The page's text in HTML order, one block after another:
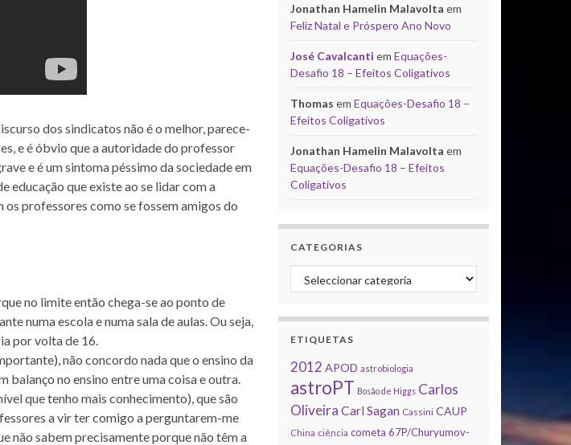
dos sindicatos não é o melhor, parece-
e é óbvio que a autoridade do professor
e é um sintoma péssimo da sociedade em
educação que existe ao se lidar com a
os professores como se fossem amigos do
no limite então chega-se ao ponto de
numa escola e numa sala de aulas. Ou seja,
por volta de 16.
não concordo nada que o ensino da
balanço no ensino entre uma coisa e outra.
que tenho mais conhecimento), que são
a vir ter comigo a perguntarem-me
não sabem precisamente porque não têm a
Jonathan Hamelin Malavolta em
Feliz Natal e Próspero Ano Novo
José Cavalcanti em Equações-
Desafio 18 – Efeitos Coligativos
Thomas em Equações-Desafio 18 –
Efeitos Coligativos
Jonathan Hamelin Malavolta em
Equações-Desafio 18 – Efeitos
Coligativos
CATEGORIAS
Categorias
ETIQUETAS
2012 APOD astrobiologia
astroPT Bosão de Higgs Carlos
Oliveira Carl Sagan Cassini CAUP
China ciência cometa 67P/Churyumov-